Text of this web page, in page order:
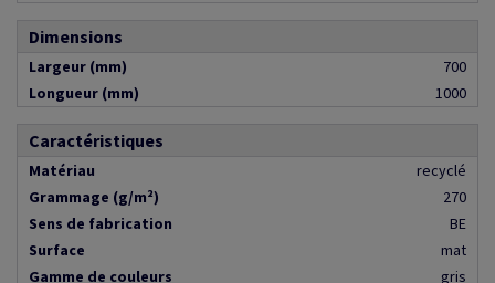
Dimensions
Largeur (mm)
700
Longueur (mm)
1000
Caractéristiques
Matériau
recyclé
Grammage (g/m²)
270
Sens de fabrication
BE
Surface
mat
Gamme de couleurs
gris